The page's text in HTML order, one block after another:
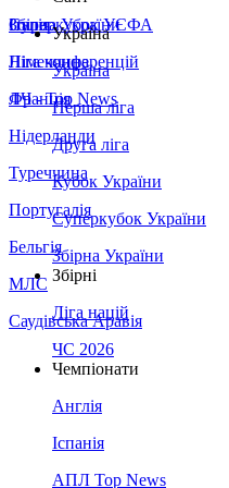
Збірна України
Італія
Німеччина
Франція
Нідерланди
Туреччина
Португалія
Бельгія
МЛС
Саудівська Аравія
Суперкубок УЄФА
Ліга конференцій
ЛЧ - Top News
Україна
Україна
Перша ліга
Друга ліга
Кубок України
Суперкубок України
Збірна України
Збірні
Ліга націй
ЧС 2026
Чемпіонати
Англія
Іспанія
АПЛ Top News